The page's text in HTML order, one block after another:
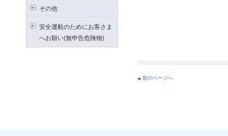
その他
安全運航のためにお客さま
へお願い(無申告危険物)
前のページへ